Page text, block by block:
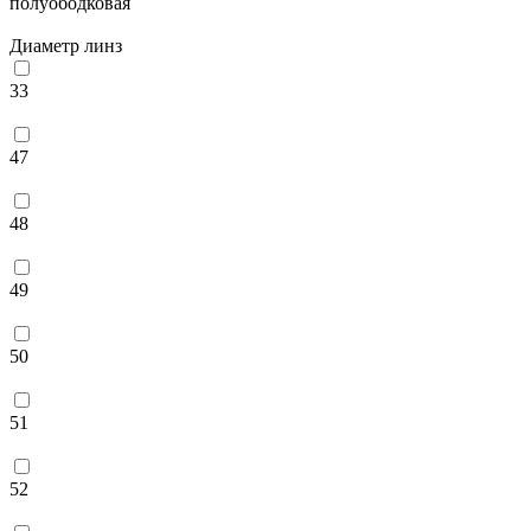
Диаметр линз
33
47
48
49
50
51
52